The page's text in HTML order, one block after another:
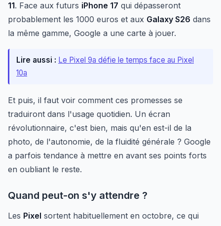
11. Face aux futurs iPhone 17 qui dépasseront
probablement les 1000 euros et aux Galaxy S26 dans
la même gamme, Google a une carte à jouer.
Lire aussi : Le Pixel 9a défie le temps face au Pixel
10a
Et puis, il faut voir comment ces promesses se
traduiront dans l'usage quotidien. Un écran
révolutionnaire, c'est bien, mais qu'en est-il de la
photo, de l'autonomie, de la fluidité générale ? Google
a parfois tendance à mettre en avant ses points forts
en oubliant le reste.
Quand peut-on s'y attendre ?
Les Pixel sortent habituellement en octobre, ce qui